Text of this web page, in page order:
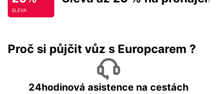
SLEVA
Proč si půjčit vůz s Europcarem ?
24hodinová asistence na cestách